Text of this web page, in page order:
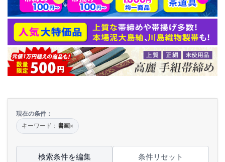
現在の条件：
キーワード： 書画×
検索条件を編集 条件リセット